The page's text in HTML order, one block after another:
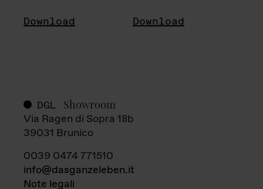
Download Download
DGL Showroom
Via Ragen di Sopra 18b
39031 Brunico
0039 0474 771510
info@dasganzeleben.it
Note legali